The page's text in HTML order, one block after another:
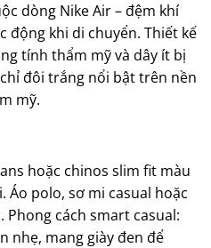
dòng Nike Air – đệm khí
động khi di chuyển. Thiết kế
tính thẩm mỹ và dây ít bị
đôi trắng nổi bật trên nền
mỹ.
hoặc chinos slim fit màu
Áo polo, sơ mi casual hoặc
cách smart casual:
nhẹ, mang giày đen để